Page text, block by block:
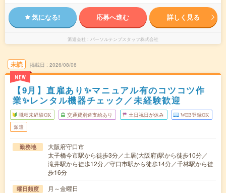
気になる! 応募へ進む 詳しく見る
派遣会社 パーソルテンプスタッフ株式会社
未読
NEW
掲載日 2026/08/06
【9月】直雇あり✨マニュアル有のコツコツ作
業✨レンタル機器チェック／未経験歓迎
職種未経験OK 交通費別途支給あり 土日祝日が休み WEB登録OK
派遣
勤務地
大阪府守口市
太子橋今市駅から徒歩3分／土居(大阪府)駅から徒歩10分／
滝井駅から徒歩12分／守口市駅から徒歩14分／千林駅から徒
歩16分
曜日頻度 月～金曜日